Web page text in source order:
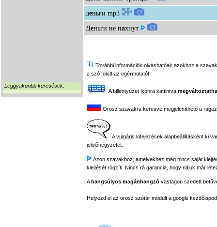
Leggyakoribb keresések:
деньги mp3
Деньги не пахнут
További információk olvashatóak azokhoz a
a szó fölött az egérmutatót!
A billentyűzet ikonra kattintva
Orosz szavakra keresve megjeleníthető a
A vulgáris kifejezések alapbeállításként ki
jelölőnégyzetet.
Azon szavakhoz, amelyekhez még nincs saját
kiejtését rögzíti. Nincs rá garancia, hogy náluk már
Ahangsúlyos magánhangzó vastagon szedett
Helyezd el az orosz szótár modult a google